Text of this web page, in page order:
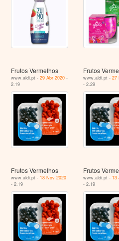
Frutos Vermelhos
www.aldi.pt -29 Abr 2020 -
2.19
Frutos
www.aldi.pt - 27
- 2.29
Frutos Vermelhos
www.aldi.pt - 18 Nov 2020
- 2.19
Frutos
www.aldi.pt - 13
- 2.19